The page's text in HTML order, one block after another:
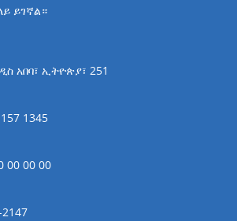
ይገኛል።
አበባ፣ ኢትዮጵያ፣ 251
1345
00 00 00